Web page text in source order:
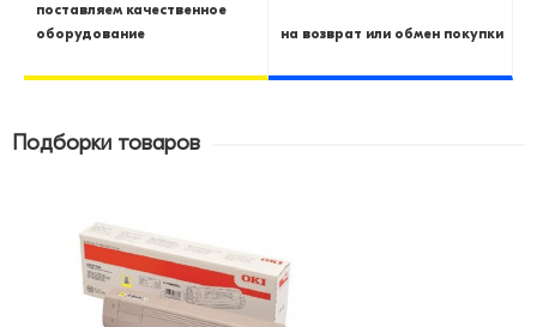
поставляем качественное
оборудование
на возврат или обмен покупки
Подборки товаров